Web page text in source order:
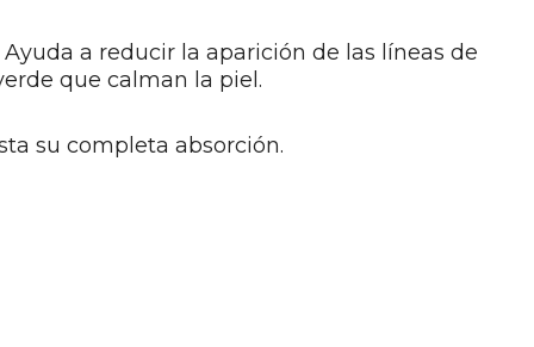
a reducir la aparición de las líneas de
que calman la piel.
su completa absorción.